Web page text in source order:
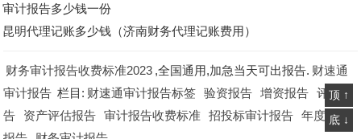
审计报告多少钱一份
昆明代理记账多少钱（济南财务代理记账费用）
财务审计报告收费标准2023 ,全国通用,加急当天可出报告. 财速通
审计报告 栏目: 财速通审计报告标签 验资报告 增资报告
评估报
告
资产评估报告 审计报告收费标准 招投标审计报告
年度审计
顶 ↑
底 ↓